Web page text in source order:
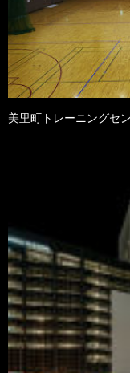
美里町トレーニングセ